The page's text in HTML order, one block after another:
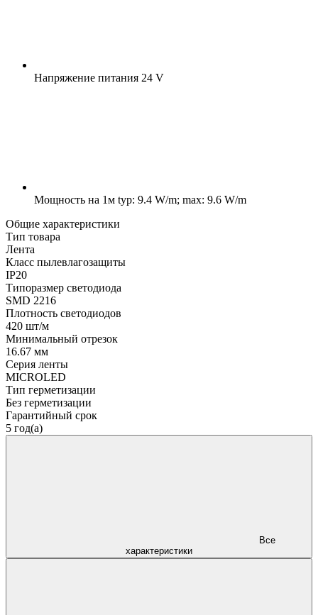
Напряжение питания 24 V
Мощность на 1м typ: 9.4 W/m; max: 9.6 W/m
Общие характеристики
Тип товара
Лента
Класс пылевлагозащиты
IP20
Типоразмер светодиода
SMD 2216
Плотность светодиодов
420 шт/м
Минимальный отрезок
16.67 мм
Серия ленты
MICROLED
Тип герметизации
Без герметизации
Гарантийный срок
5 год(а)
характеристики